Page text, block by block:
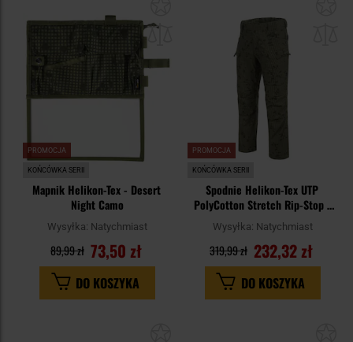
PROMOCJA
KOŃCÓWKA SERII
Mapnik Helikon-Tex - Desert
Night Camo
Wysyłka: Natychmiast
73,50 zł
89,99 zł
DO KOSZYKA
PROMOCJA
KOŃCÓWKA SERII
Spodnie Helikon-Tex UTP
PolyCotton Stretch Rip-Stop -
Desert Night Camo
Wysyłka: Natychmiast
232,32 zł
319,99 zł
DO KOSZYKA